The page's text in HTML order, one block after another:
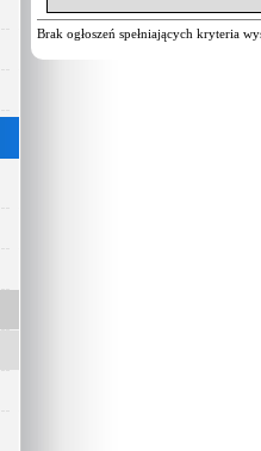
Brak ogłoszeń spełniających kryteria